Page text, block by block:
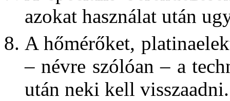
azokat használat után
A hőmérőket,
– névre szólóan – a
után neki kell visszaadni.